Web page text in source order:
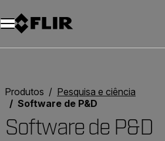
Produtos
Pesquisa e ciência
Software de P&D
Software de P&D